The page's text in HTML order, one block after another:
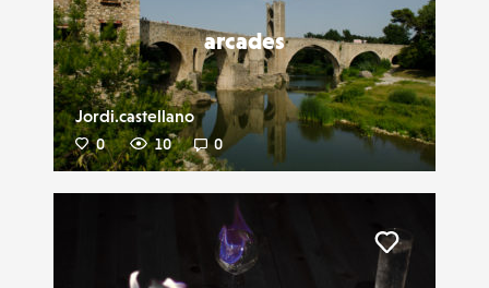
arcades
Jordi.castellano
0 10 0